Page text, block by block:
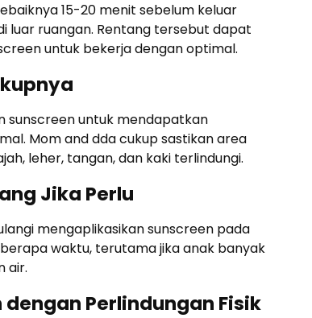
15-20 menit sebelum keluar
luar ruangan. Rentang tersebut dapat
untuk bekerja dengan optimal.
sunscreen untuk mendapatkan
Mom and dda cukup sastikan area
leher, tangan, dan kaki terlindungi.
Jika Perlu
mengaplikasikan sunscreen pada
waktu, terutama jika anak banyak
air.
Perlindungan Fisik